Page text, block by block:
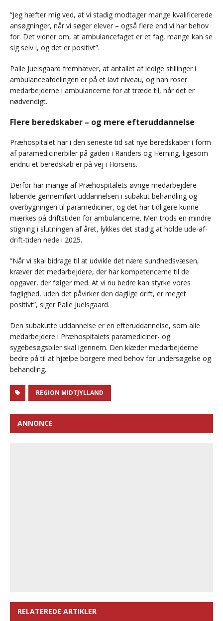
”Jeg hæfter mig ved, at vi stadig modtager mange kvalificerede
ansøgninger, når vi søger elever – også flere end vi har behov
for. Det vidner om, at ambulancefaget er et fag, mange kan se
sig selv i, og det er positivt”.
Palle Juelsgaard fremhæver, at antallet af ledige stillinger i
ambulanceafdelingen er på et lavt niveau, og han roser
medarbejderne i ambulancerne for at træde til, når det er
nødvendigt.
Flere beredskaber – og mere efteruddannelse
Præhospitalet har i den seneste tid sat nye beredskaber i form
af paramedicinerbiler på gaden i Randers og Herning, ligesom
endnu et beredskab er på vej i Horsens.
Derfor har mange af Præhospitalets øvrige medarbejdere
løbende gennemført uddannelsen i subakut behandling og
overbygningen til paramediciner, og det har tidligere kunne
mærkes på driftstiden for ambulancerne. Men trods en mindre
stigning i slutningen af året, lykkes det stadig at holde ude-af-
drift-tiden nede i 2025.
”Når vi skal bidrage til at udvikle det nære sundhedsvæsen,
kræver det medarbejdere, der har kompetencerne til de
opgaver, der følger med. At vi nu bedre kan styrke vores
faglighed, uden det påvirker den daglige drift, er meget
positivt”, siger Palle Juelsgaard.
Den subakutte uddannelse er en efteruddannelse, som alle
medarbejdere i Præhospitalets paramediciner- og
sygebesøgsbiler skal igennem. Den klæder medarbejderne
bedre på til at hjælpe borgere med behov for undersøgelse og
behandling.
REGION MIDTJYLLAND
ANNONCE
RELATEREDE ARTIKLER